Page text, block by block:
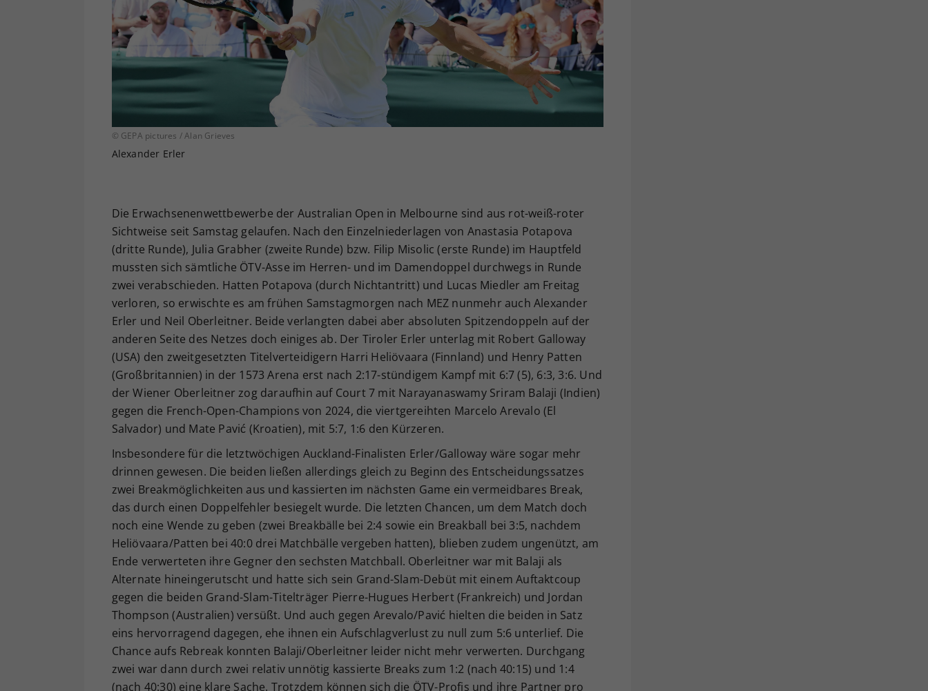
© GEPA pictures / Alan Grieves
Alexander Erler
Die Erwachsenenwettbewerbe der Australian Open in Melbourne sind aus rot-weiß-roter
Sichtweise seit Samstag gelaufen. Nach den Einzelniederlagen von Anastasia Potapova
(dritte Runde), Julia Grabher (zweite Runde) bzw. Filip Misolic (erste Runde) im Hauptfeld
mussten sich sämtliche ÖTV-Asse im Herren- und im Damendoppel durchwegs in Runde
zwei verabschieden. Hatten Potapova (durch Nichtantritt) und Lucas Miedler am Freitag
verloren, so erwischte es am frühen Samstagmorgen nach MEZ nunmehr auch Alexander
Erler und Neil Oberleitner. Beide verlangten dabei aber absoluten Spitzendoppeln auf der
anderen Seite des Netzes doch einiges ab. Der Tiroler Erler unterlag mit Robert Galloway
(USA) den zweitgesetzten Titelverteidigern Harri Heliövaara (Finnland) und Henry Patten
(Großbritannien) in der 1573 Arena erst nach 2:17-stündigem Kampf mit 6:7 (5), 6:3, 3:6. Und
der Wiener Oberleitner zog daraufhin auf Court 7 mit Narayanaswamy Sriram Balaji (Indien)
gegen die French-Open-Champions von 2024, die viertgereihten Marcelo Arevalo (El
Salvador) und Mate Pavić (Kroatien), mit 5:7, 1:6 den Kürzeren.
Insbesondere für die letztwöchigen Auckland-Finalisten Erler/Galloway wäre sogar mehr
drinnen gewesen. Die beiden ließen allerdings gleich zu Beginn des Entscheidungssatzes
zwei Breakmöglichkeiten aus und kassierten im nächsten Game ein vermeidbares Break,
das durch einen Doppelfehler besiegelt wurde. Die letzten Chancen, um dem Match doch
noch eine Wende zu geben (zwei Breakbälle bei 2:4 sowie ein Breakball bei 3:5, nachdem
Heliövaara/Patten bei 40:0 drei Matchbälle vergeben hatten), blieben zudem ungenützt, am
Ende verwerteten ihre Gegner den sechsten Matchball. Oberleitner war mit Balaji als
Alternate hineingerutscht und hatte sich sein Grand-Slam-Debüt mit einem Auftaktcoup
gegen die beiden Grand-Slam-Titelträger Pierre-Hugues Herbert (Frankreich) und Jordan
Thompson (Australien) versüßt. Und auch gegen Arevalo/Pavić hielten die beiden in Satz
eins hervorragend dagegen, ehe ihnen ein Aufschlagverlust zu null zum 5:6 unterlief. Die
Chance aufs Rebreak konnten Balaji/Oberleitner leider nicht mehr verwerten. Durchgang
zwei war dann durch zwei relativ unnötig kassierte Breaks zum 1:2 (nach 40:15) und 1:4
(nach 40:30) eine klare Sache. Trotzdem können sich die ÖTV-Profis und ihre Partner pro
Ihrer vorgenommen Einstellungen, falls der
Webseiten-Betreiber dies eingestellt hat.